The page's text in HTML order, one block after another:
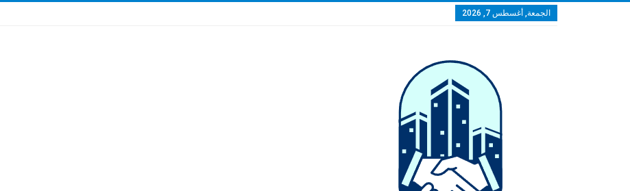
الجمعة, أغسطس 7, 2026